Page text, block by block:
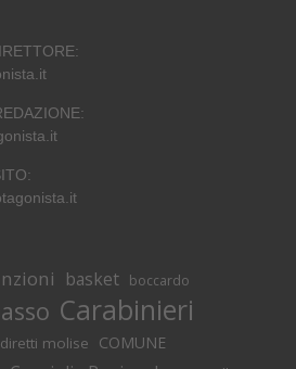
basket boccardo
Carabinieri
molise COMUNE